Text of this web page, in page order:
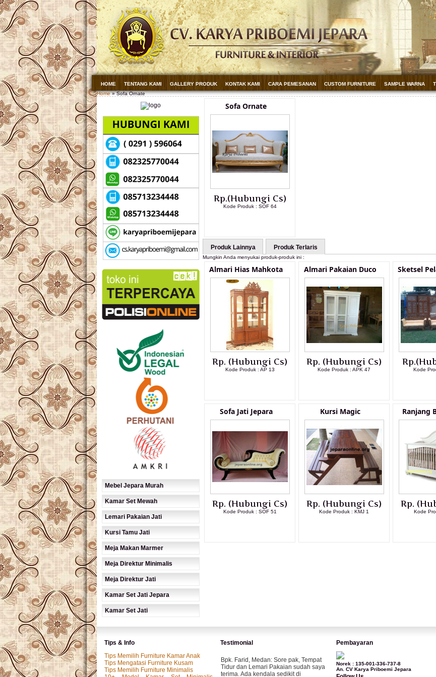
HOME TENTANG KAMI GALLERY PRODUK KONTAK KAMI CARA PEMESANAN CUSTOM FURNITURE SAMPLE WARNA
Home» Sofa Ornate
Mebel Jepara Murah
Kamar Set Mewah
Lemari Pakaian Jati
Kursi Tamu Jati
Meja Makan Marmer
Meja Direktur Minimalis
Meja Direktur Jati
Kamar Set Jati Jepara
Kamar Set Jati
Sofa Ornate
Rp.(Hubungi Cs)
Kode Produk : SOF 64
Produk Lainnya Produk Terlaris
Mungkin Anda menyukai produk-produk ini :
Almari Hias Mahkota
Rp. (Hubungi Cs)
Kode Produk : AP 13
Almari Pakaian Duco
Rp. (Hubungi Cs)
Kode Produk : APK 47
Sketsel
Kode
Sofa Jati Jepara
Rp. (Hubungi Cs)
Kode Produk : SOF 51
Kursi Magic
Rp. (Hubungi Cs)
Kode Produk : KMJ 1
Ranjang
Rp.
Kode
Tips & Info
Tips Memilih Furniture Kamar Anak
Tips Mengatasi Furniture Kusam
Tips Memilih Furniture Minimalis
Testimonial
Bpk. Farid, Medan: Sore pak, Tempat
Tidur dan Lemari Pakaian sudah saya
terima. Ada kendala sedikit di
Pembayaran
Norek : 135-001-336-737-8
An. CV Karya Priboemi Jepara